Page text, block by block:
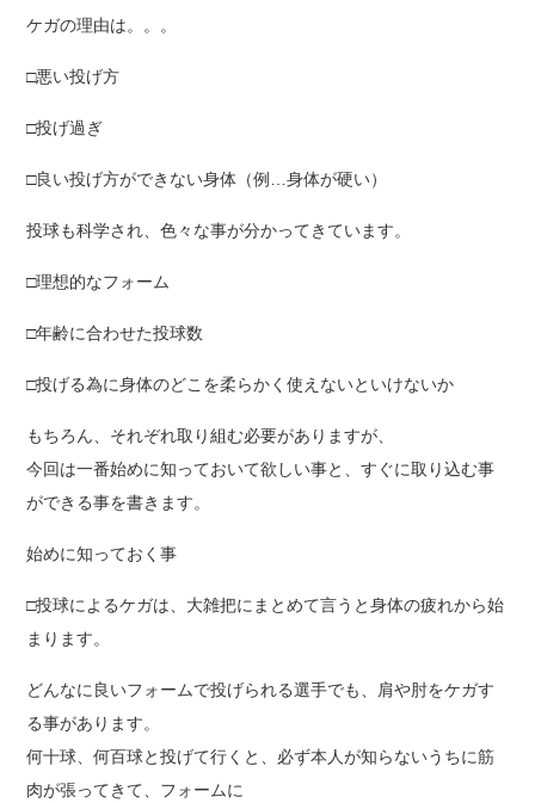
ケガの理由は。。。
□悪い投げ方
□投げ過ぎ
□良い投げ方ができない身体（例…身体が硬い）
投球も科学され、色々な事が分かってきています。
□理想的なフォーム
□年齢に合わせた投球数
□投げる為に身体のどこを柔らかく使えないといけないか
もちろん、それぞれ取り組む必要がありますが、
今回は一番始めに知っておいて欲しい事と、すぐに取り込む事
ができる事を書きます。
始めに知っておく事
□投球によるケガは、大雑把にまとめて言うと身体の疲れから始
まります。
どんなに良いフォームで投げられる選手でも、肩や肘をケガす
る事があります。
何十球、何百球と投げて行くと、必ず本人が知らないうちに筋
肉が張ってきて、フォームに